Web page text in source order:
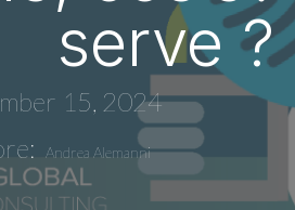
serve
15, 2024
Andrea Alemanni